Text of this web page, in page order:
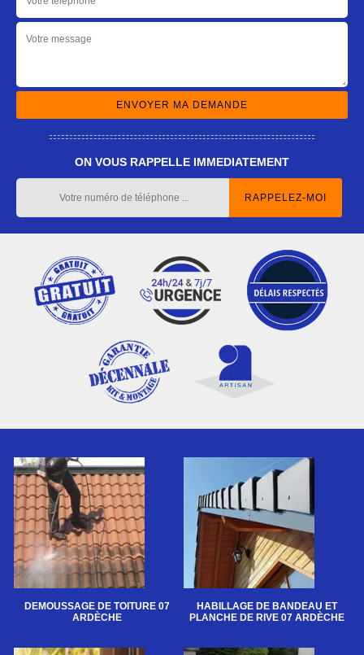
ON VOUS RAPPELLE IMMEDIATEMENT
DEMOUSSAGE DE TOITURE 07
ARDÈCHE
HABILLAGE DE BANDEAU ET
PLANCHE DE RIVE 07 ARDÈCHE